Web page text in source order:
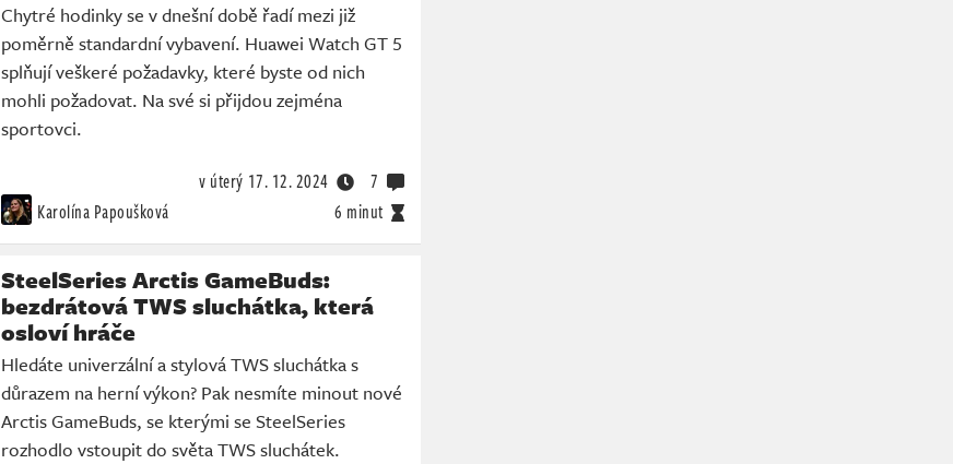
Chytré hodinky se v dnešní době řadí mezi již
poměrně standardní vybavení. Huawei Watch GT 5
splňují veškeré požadavky, které byste od nich
mohli požadovat. Na své si přijdou zejména
sportovci.
Karolína Papoušková 6 minut
v úterý 17. 12. 2024 7
SteelSeries Arctis GameBuds:
bezdrátová TWS sluchátka, která
osloví hráče
Hledáte univerzální a stylová TWS sluchátka s
důrazem na herní výkon? Pak nesmíte minout nové
Arctis GameBuds, se kterými se SteelSeries
rozhodlo vstoupit do světa TWS sluchátek.